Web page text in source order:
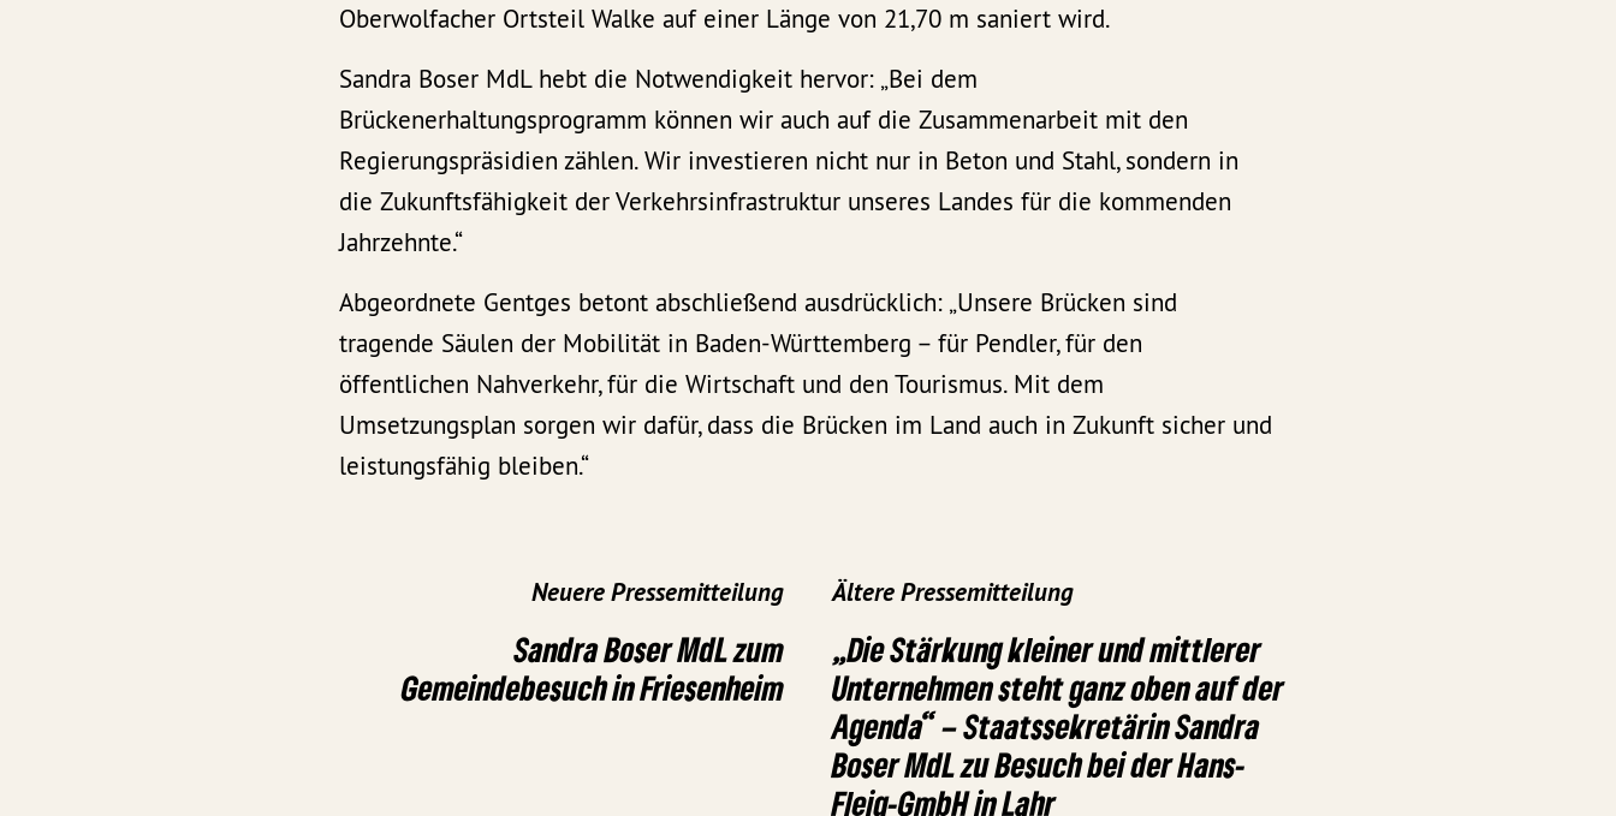
Oberwolfacher Ortsteil Walke auf einer Länge von 21,70 m saniert wird.
Sandra Boser MdL hebt die Notwendigkeit hervor: „Bei dem
Brückenerhaltungsprogramm können wir auch auf die Zusammenarbeit mit den
Regierungspräsidien zählen. Wir investieren nicht nur in Beton und Stahl, sondern in
die Zukunftsfähigkeit der Verkehrsinfrastruktur unseres Landes für die kommenden
Jahrzehnte.“
Abgeordnete Gentges betont abschließend ausdrücklich: „Unsere Brücken sind
tragende Säulen der Mobilität in Baden-Württemberg – für Pendler, für den
öffentlichen Nahverkehr, für die Wirtschaft und den Tourismus. Mit dem
Umsetzungsplan sorgen wir dafür, dass die Brücken im Land auch in Zukunft sicher und
leistungsfähig bleiben.“
Neuere Pressemitteilung
Sandra Boser MdL zum
Gemeindebesuch in Friesenheim
Ältere Pressemitteilung
„Die Stärkung kleiner und mittlerer
Unternehmen steht ganz oben auf der
Agenda“ – Staatssekretärin Sandra
Boser MdL zu Besuch bei der Hans-
Fleig-GmbH in Lahr